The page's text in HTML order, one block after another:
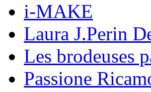
i-MAKE
Laura J.Perin
Les brodeuses
Passione